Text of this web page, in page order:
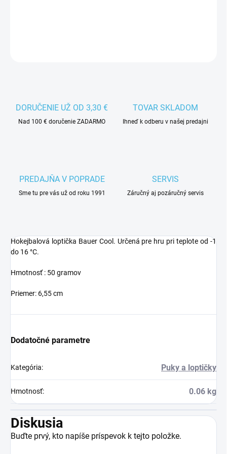
DORUČENIE UŽ OD 3,30 €
Nad 100 € doručenie ZADARMO
TOVAR SKLADOM
Ihneď k odberu v našej predajni
PREDAJŇA V POPRADE
Sme tu pre vás už od roku 1991
SERVIS
Záručný aj pozáručný servis
Hokejbalová loptička Bauer Cool. Určená pre hru pri teplote od -1
do 16 °C.
Hmotnosť : 50 gramov
Priemer: 6,55 cm
Dodatočné parametre
Kategória: Puky a loptičky
Hmotnosť: 0.06 kg
Diskusia
Buďte prvý, kto napíše príspevok k tejto položke.